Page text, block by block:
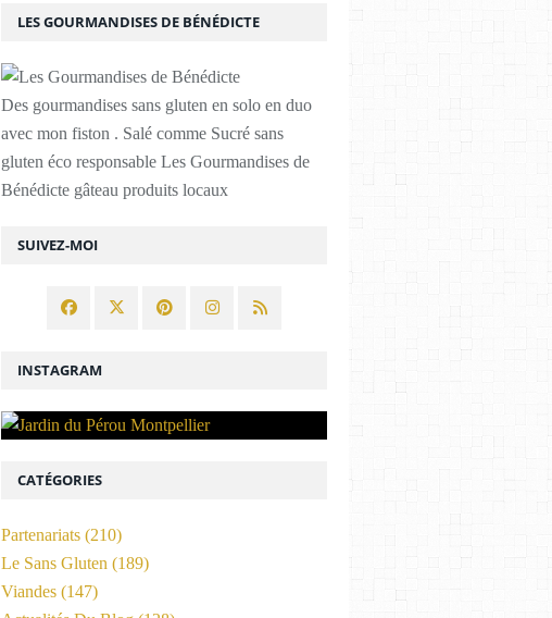
SUIVEZ-MOI
LES GOURMANDISES DE BÉNÉDICTE
Des gourmandises sans gluten en solo en duo
avec mon fiston . Salé comme Sucré sans
gluten éco responsable Les Gourmandises de
Bénédicte gâteau produits locaux
INSTAGRAM
CATÉGORIES
Partenariats (210)
Le Sans Gluten (189)
Viandes (147)